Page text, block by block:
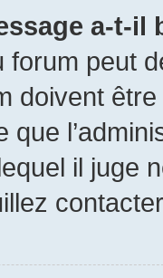
a-t-il
forum peut
doivent
que
il juge